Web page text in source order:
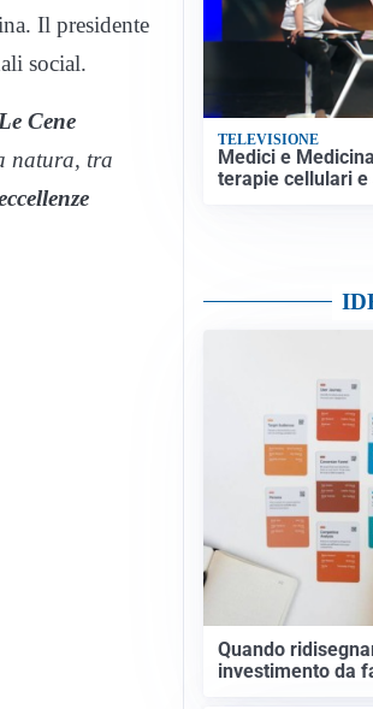
Il presidente
social.
Cene
natura, tra
TELEVISIONE
Medici e
terapie cellulari
Quando
investimento da